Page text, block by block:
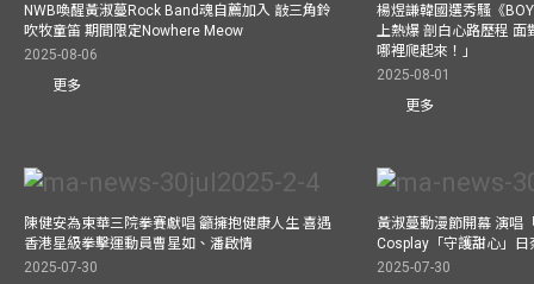
NWB喚醒黃淑蔓Rock Band魂自薦加入 敲三角鈴
吹牧童笛 期間限定Nowhere Meow
2025-08-06
更多
楊煜謙韓國選秀騷《
上熱爆 剖白心路歷程
哪裡爬起來！」
2025-08-01
更多
陳健安為東華三院拳賽獻唱 籲擁抱健康人生 喜遇
香港星級拳擊運動員曹星如、潘啟情
2025-07-30
黃淑蔓動漫節開幕 演唱
Cosplay「守護甜心」
2025-07-30